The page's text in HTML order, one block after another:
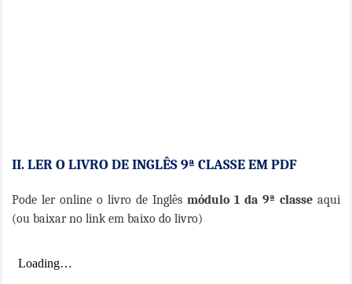
II. LER O LIVRO DE INGLÊS 9ª CLASSE EM PDF
Pode ler online o livro de Inglês módulo 1 da 9ª classe aqui
(ou baixar no link em baixo do livro)